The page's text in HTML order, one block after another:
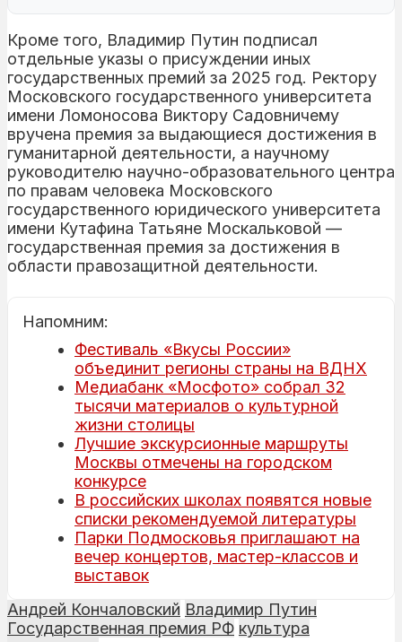
Кроме того, Владимир Путин подписал
отдельные указы о присуждении иных
государственных премий за 2025 год. Ректору
Московского государственного университета
имени Ломоносова Виктору Садовничему
вручена премия за выдающиеся достижения в
гуманитарной деятельности, а научному
руководителю научно-образовательного центра
по правам человека Московского
государственного юридического университета
имени Кутафина Татьяне Москальковой —
государственная премия за достижения в
области правозащитной деятельности.
Напомним:
Фестиваль «Вкусы России»
объединит регионы страны на ВДНХ
Медиабанк «Мосфото» собрал 32
тысячи материалов о культурной
жизни столицы
Лучшие экскурсионные маршруты
Москвы отмечены на городском
конкурсе
В российских школах появятся новые
списки рекомендуемой литературы
Парки Подмосковья приглашают на
вечер концертов, мастер-классов и
выставок
Андрей Кончаловский Владимир Путин
Государственная премия РФ культура